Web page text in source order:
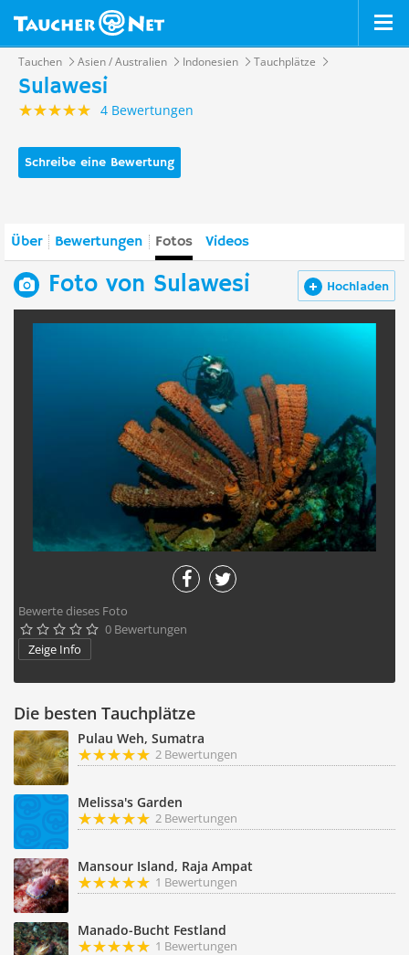
Tauchen Asien / Australien Indonesien Tauchplätze
Sulawesi
4 Bewertungen
Schreibe eine Bewertung
Über Bewertungen Fotos Videos
Hochladen
Foto von Sulawesi
Bewerte dieses Foto
     0 Bewertungen
Zeige Info
Die besten Tauchplätze
Pulau Weh, Sumatra
2 Bewertungen
Melissa's Garden
2 Bewertungen
Mansour Island, Raja Ampat
1 Bewertungen
Manado-Bucht Festland
1 Bewertungen